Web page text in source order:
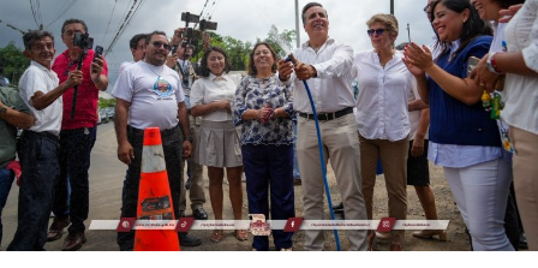
una herramienta para impulsar políticas públicas con
mayor impacto social.
Al evento acudieron el alcalde de Córdoba, Manuel
Alonso Cerezo; la síndica única, Irene Sedas González;
integrantes del Cabildo, así como la directora del DIF
Municipal, Luz del Carmen Lezama Rodríguez, y la
coordinadora de Bienestar Social, Dennis Araceli Lira
Tosqui.